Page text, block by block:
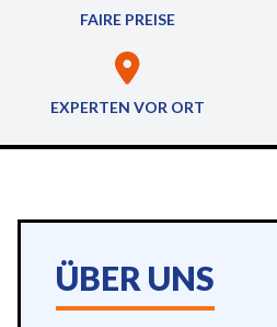
FAIRE PREISE
EXPERTEN VOR ORT
ÜBER UNS